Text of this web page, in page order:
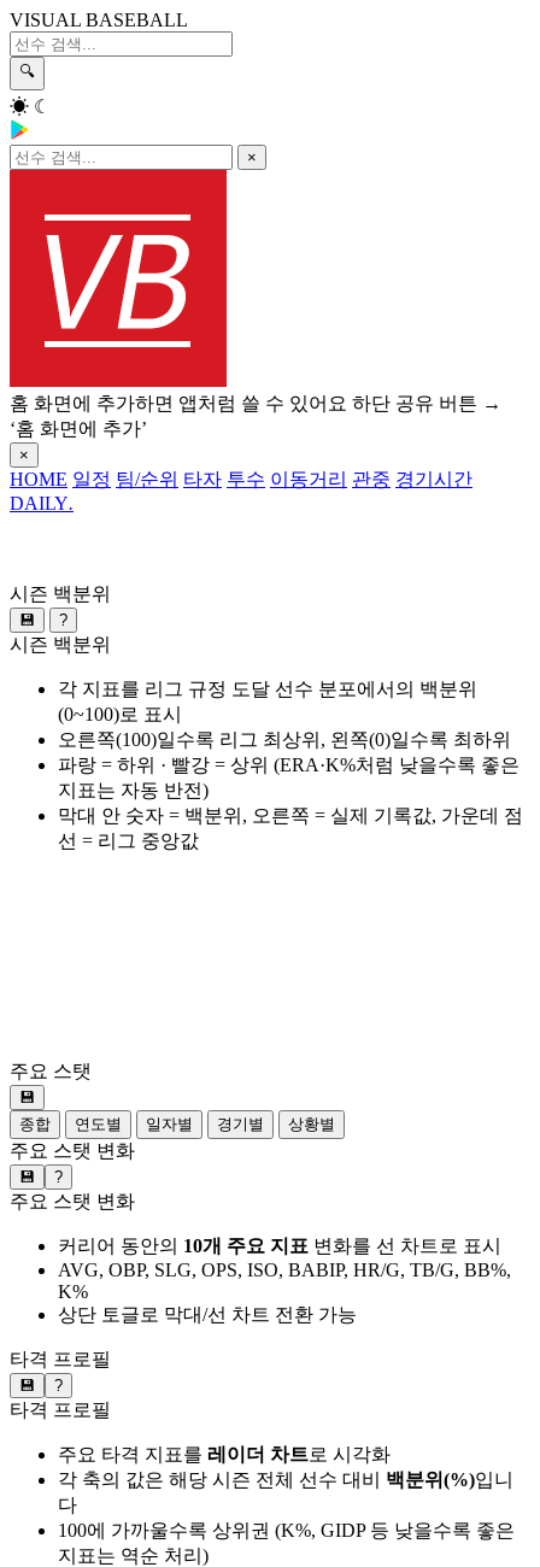
VISUAL BASEBALL
🔍
☀ ☾
×
홈 화면에 추가하면 앱처럼 쓸 수 있어요 하단 공유 버튼 →
‘홈 화면에 추가’
×
HOME 일정 팀/순위 타자 투수 이동거리 관중 경기시간
DAILY.
시즌 백분위
💾 ?
시즌 백분위
각 지표를 리그 규정 도달 선수 분포에서의 백분위
(0~100)로 표시
오른쪽(100)일수록 리그 최상위, 왼쪽(0)일수록 최하위
파랑 = 하위 · 빨강 = 상위 (ERA·K%처럼 낮을수록 좋은
지표는 자동 반전)
막대 안 숫자 = 백분위, 오른쪽 = 실제 기록값, 가운데 점
선 = 리그 중앙값
주요 스탯
💾
종합
연도별 일자별 경기별 상황별
주요 스탯 변화
💾 ?
주요 스탯 변화
커리어 동안의 10개 주요 지표 변화를 선 차트로 표시
AVG, OBP, SLG, OPS, ISO, BABIP, HR/G, TB/G, BB%,
K%
상단 토글로 막대/선 차트 전환 가능
타격 프로필
💾 ?
타격 프로필
주요 타격 지표를 레이더 차트로 시각화
각 축의 값은 해당 시즌 전체 선수 대비 백분위(%)입니
다
100에 가까울수록 상위권 (K%, GIDP 등 낮을수록 좋은
지표는 역순 처리)